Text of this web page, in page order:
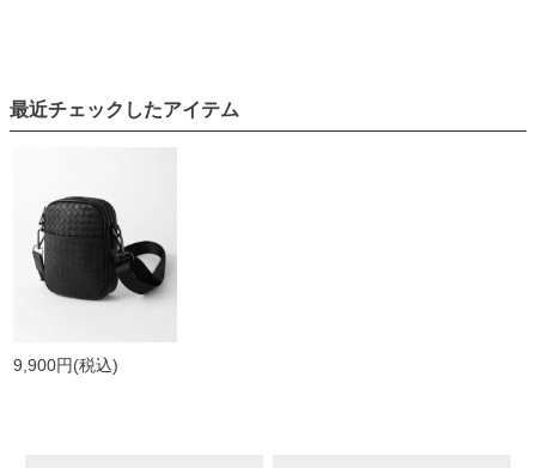
最近チェックしたアイテム
9,900円(税込)